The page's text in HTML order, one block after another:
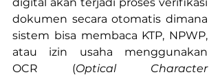
dokumen secara otomatis dimana
sistem bisa membaca KTP, NPWP,
atau izin usaha menggunakan
OCR (Optical Character